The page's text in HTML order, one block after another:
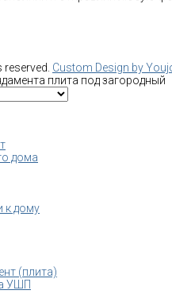
Custom Design by
плита под загородный
дома
к дому
(плита)
УШП